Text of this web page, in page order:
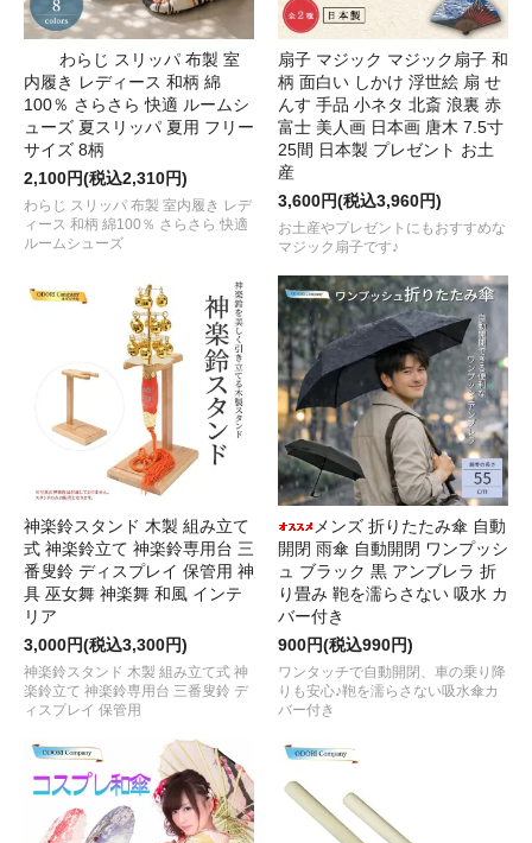
わらじ スリッパ 布製 室
内履き レディース 和柄 綿
100％ さらさら 快適 ルームシ
ューズ 夏スリッパ 夏用 フリー
サイズ 8柄
2,100円(税込2,310円)
わらじ スリッパ 布製 室内履き レデ
ィース 和柄 綿100％ さらさら 快適
ルームシューズ
扇子 マジック マジック扇子 和
柄 面白い しかけ 浮世絵 扇 せ
んす 手品 小ネタ 北斎 浪裏 赤
富士 美人画 日本画 唐木 7.5寸
25間 日本製 プレゼント お土
産
3,600円(税込3,960円)
お土産やプレゼントにもおすすめな
マジック扇子です♪
神楽鈴スタンド 木製 組み立て
式 神楽鈴立て 神楽鈴専用台 三
番叟鈴 ディスプレイ 保管用 神
具 巫女舞 神楽舞 和風 インテ
リア
3,000円(税込3,300円)
神楽鈴スタンド 木製 組み立て式 神
楽鈴立て 神楽鈴専用台 三番叟鈴 デ
ィスプレイ 保管用
メンズ 折りたたみ傘 自動
開閉 雨傘 自動開閉 ワンプッシ
ュ ブラック 黒 アンブレラ 折
り畳み 鞄を濡らさない 吸水 カ
バー付き
900円(税込990円)
ワンタッチで自動開閉、車の乗り降
りも安心♪鞄を濡らさない吸水傘カ
バー付き